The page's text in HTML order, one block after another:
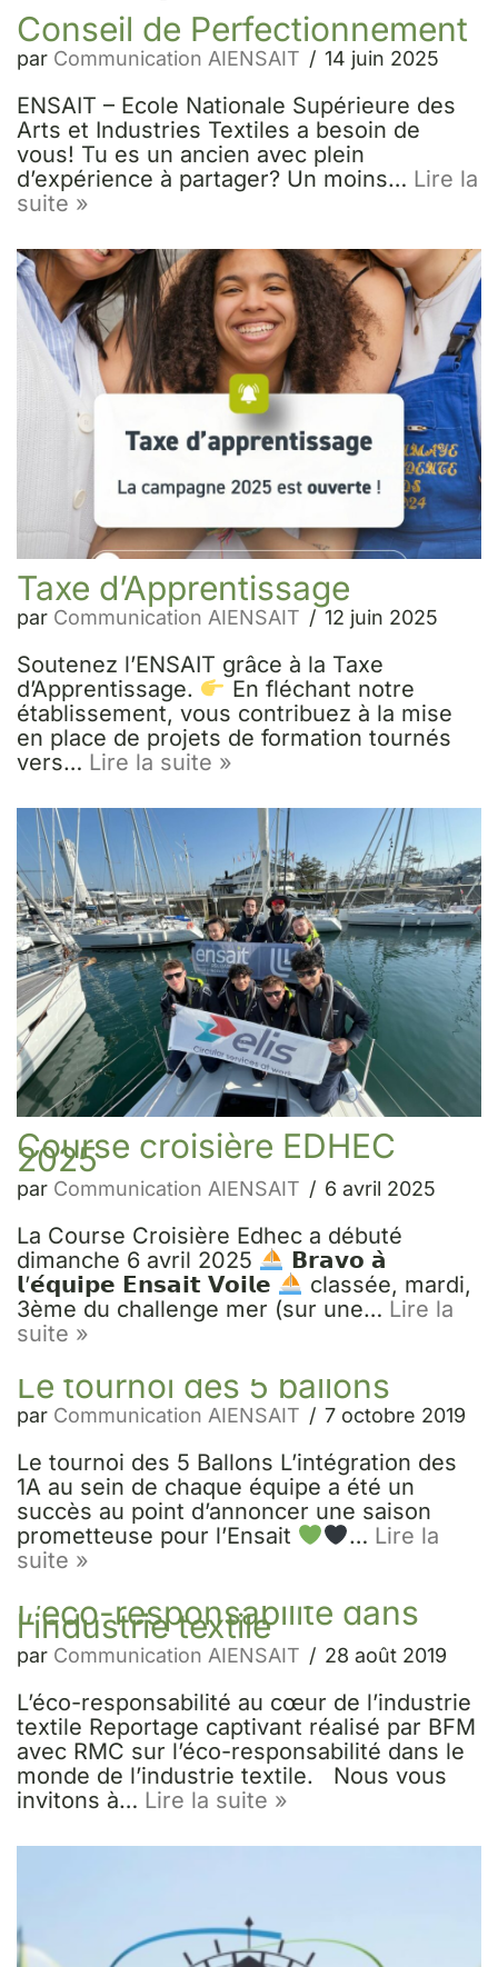
Conseil de Perfectionnement
par Communication AIENSAIT 14 juin 2025
ENSAIT – Ecole Nationale Supérieure des
Arts et Industries Textiles a besoin de
vous! Tu es un ancien avec plein
d’expérience à partager? Un moins… Lire la
suite »
Taxe d’Apprentissage
par Communication AIENSAIT 12 juin 2025
Soutenez l’ENSAIT grâce à la Taxe
d’Apprentissage.
En fléchant notre
établissement, vous contribuez à la mise
en place de projets de formation tournés
vers… Lire la suite »
Course croisière EDHEC
2025
par Communication AIENSAIT 6 avril 2025
La Course Croisière Edhec a débuté
dimanche 6 avril 2025
𝗕𝗿𝗮𝘃𝗼 𝗮̀
𝗹’𝗲́𝗾𝘂𝗶𝗽𝗲 𝗘𝗻𝘀𝗮𝗶𝘁 𝗩𝗼𝗶𝗹𝗲
classée, mardi,
3ème du challenge mer (sur une… Lire la
suite »
Le tournoi des 5 ballons
par Communication AIENSAIT 7 octobre 2019
Le tournoi des 5 Ballons L’intégration des
1A au sein de chaque équipe a été un
succès au point d’annoncer une saison
prometteuse pour l’Ensait
… Lire la
suite »
L’éco-responsabilité dans
l’industrie textile
par Communication AIENSAIT 28 août 2019
L’éco-responsabilité au cœur de l’industrie
textile Reportage captivant réalisé par BFM
avec RMC sur l’éco-responsabilité dans le
monde de l’industrie textile. Nous vous
invitons à… Lire la suite »